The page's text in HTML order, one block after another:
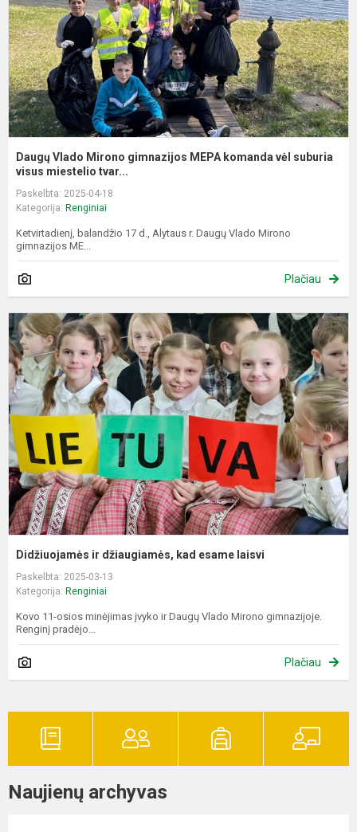
Daugų Vlado Mirono gimnazijos MEPA komanda vėl suburia
visus miestelio tvar...
Paskelbta: 2025-04-18
Kategorija: Renginiai
Ketvirtadienį, balandžio 17 d., Alytaus r. Daugų Vlado Mirono
gimnazijos ME...
Plačiau
Didžiuojamės ir džiaugiamės, kad esame laisvi
Paskelbta: 2025-03-13
Kategorija: Renginiai
Kovo 11-osios minėjimas įvyko ir Daugų Vlado Mirono gimnazijoje.
Renginį pradėjo...
Plačiau
Naujienų archyvas